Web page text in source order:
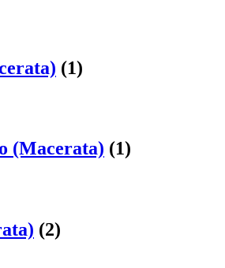
(1)
(Macerata) (1)
(2)